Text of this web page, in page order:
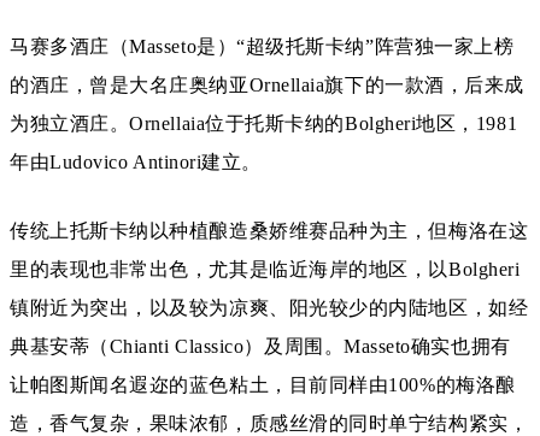
马赛多酒庄（Masseto是）“超级托斯卡纳”阵营独一家上榜
的酒庄，曾是大名庄奥纳亚Ornellaia旗下的一款酒，后来成
为独立酒庄。Ornellaia位于托斯卡纳的Bolgheri地区，1981
年由Ludovico Antinori建立。
传统上托斯卡纳以种植酿造桑娇维赛品种为主，但梅洛在这
里的表现也非常出色，尤其是临近海岸的地区，以Bolgheri
镇附近为突出，以及较为凉爽、阳光较少的内陆地区，如经
典基安蒂（Chianti Classico）及周围。Masseto确实也拥有
让帕图斯闻名遐迩的蓝色粘土，
目前同样由100%的梅洛酿
造，香气复杂，果味浓郁，质感丝滑的同时单宁结构紧实，